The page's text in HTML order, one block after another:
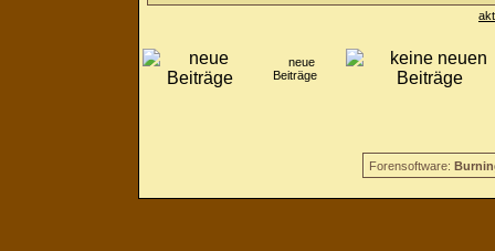
neue
Beiträge
Forensoftware: